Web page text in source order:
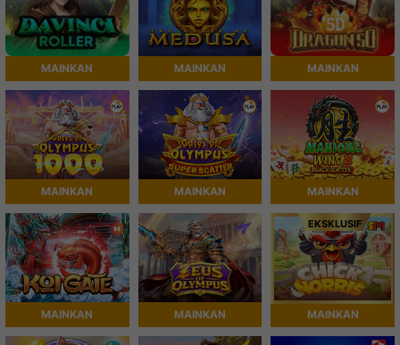
MAINKAN MAINKAN MAINKAN
MAINKAN MAINKAN MAINKAN
MAINKAN MAINKAN
EKSKLUSIF
MAINKAN